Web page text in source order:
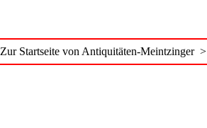
Zur Startseite von Antiquitäten-Meintzinger >